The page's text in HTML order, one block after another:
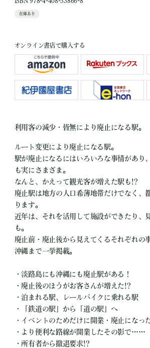
在庫あり
オンライン書店で購入する
利用客の減少・皆無により廃止になる駅。
ルート変更により廃止になる駅。
駅が廃止になるにはいろいろな事情があり
も実にさまざま。
なんと、かえって観光客が増えた駅も!?
廃止駅は地方の人口希薄地帯だけでなく、
ります。
近年は、それを活用して施設ができたり、
も。
廃止前・廃止後から見えてくるそれぞれの
沖縄まで一挙掲載。
・淡路島にも沖縄にも廃止駅がある！
・廃止後のほうがお客さんが増えた!?
・泊まれる駅、レールバイクに乗れる駅
・「鉄道の駅」から「道の駅」へ
・イベントのためだけに開業・廃止になっ
・より便利な路線が開業したその影で……
・所有者から撤退要求!?